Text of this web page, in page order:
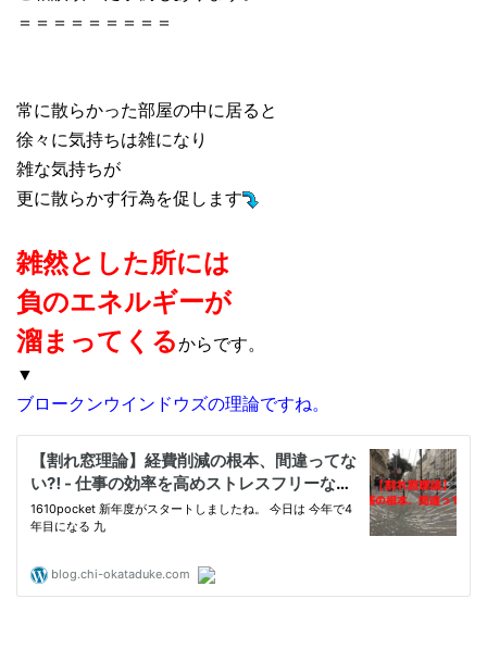
＝＝＝＝＝＝＝＝＝
常に散らかった部屋の中に居ると
徐々に気持ちは雑になり
雑な気持ちが
更に散らかす行為を促します
雑然とした所には
負のエネルギーが
溜まってくるからです。
▼
ブロークンウインドウズの理論ですね。